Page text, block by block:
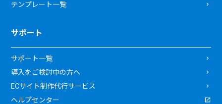
テンプレート一覧
サポート
サポート一覧
導入をご検討中の方へ
ECサイト制作代行サービス
ヘルプセンター